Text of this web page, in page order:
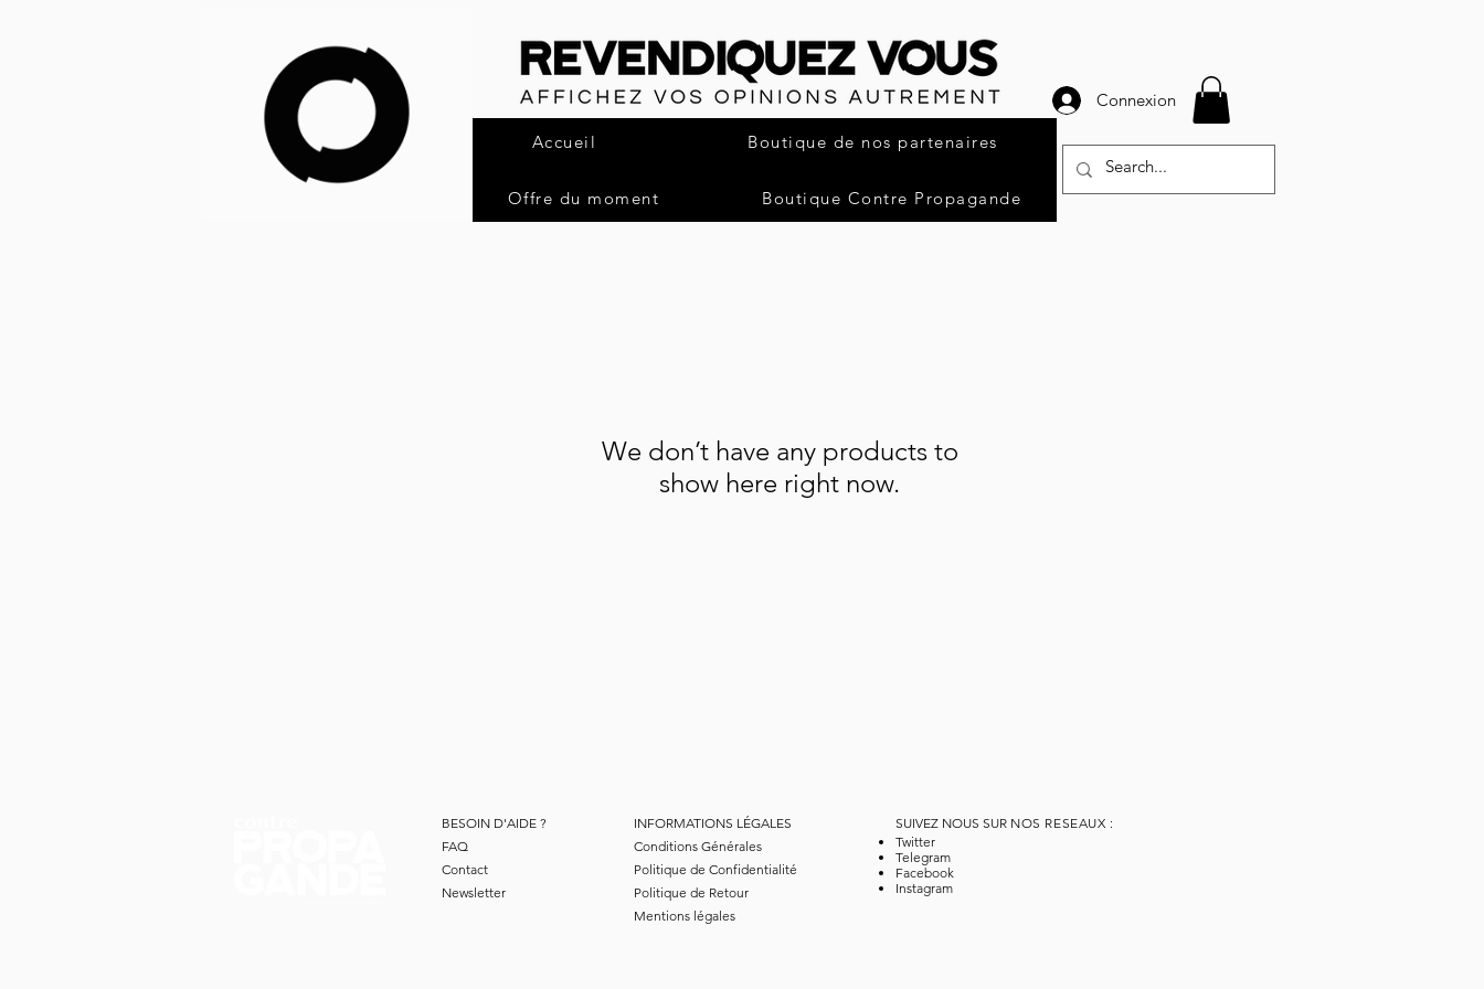
Accueil Boutique de nos partenaires
Offre du moment Boutique Contre Propagande
Connexion
We don’t have any products to
show here right now.
BESOIN D'AIDE ?
FAQ
Contact
Newsletter
INFORMATIONS LÉGALES
Conditions Générales
Politique de Confidentialité
Politique de Retour
Mentions légales
SUIVEZ NOUS SUR NOS RESEAUX :
Twitter
Telegram
Facebook
Instagram